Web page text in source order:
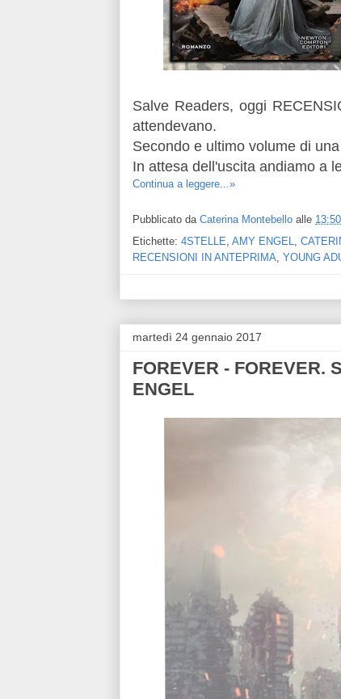
Salve Readers, oggi
attendevano.
Secondo e ultimo volume di
In attesa dell'uscita andiamo a
Continua a leggere...»
Pubblicato da Caterina Montebello alle 13:50
Etichette: 4STELLE AMY ENGEL
RECENSIONI IN ANTEPRIMA YOUNG
martedì 24 gennaio 2017
FOREVER - FOREVER.
ENGEL